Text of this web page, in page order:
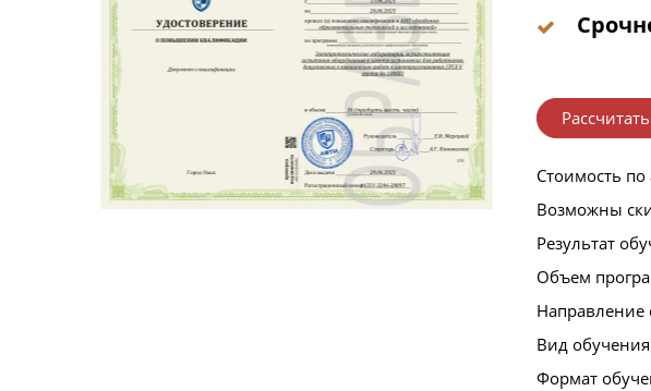
Стоимость по
Возможны
Результат
Объем
Направление
Вид
Формат